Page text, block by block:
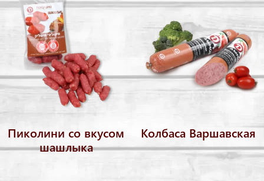
Пиколини со вкусом
шашлыка
Колбаса Варшавская